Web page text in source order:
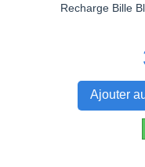
Recharge Bille
Ajouter